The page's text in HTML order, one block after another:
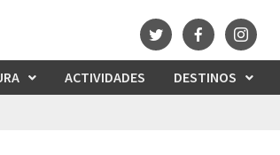
ACTIVIDADES DESTINOS